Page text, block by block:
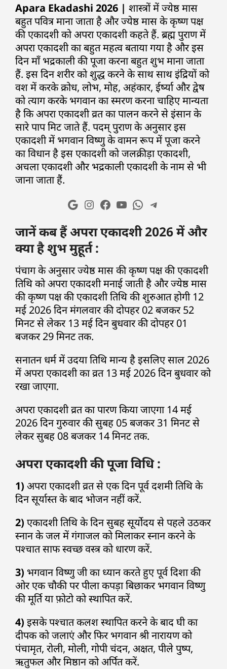
Apara Ekadashi 2026 | शास्त्रों में ज्येष्ठ मास
बहुत पवित्र माना जाता है और ज्येष्ठ मास के कृष्ण पक्ष
की एकादशी को अपरा एकादशी कहते हैं. ब्रह्म पुराण में
अपरा एकादशी का बहुत महत्व बताया गया है और इस
दिन माँ भद्रकाली की पूजा करना बहुत शुभ माना जाता
हैं. इस दिन शरीर को शुद्ध करने के साथ साथ इंद्रियों को
वश में करके क्रोध, लोभ, मोह, अहंकार, ईर्ष्या और द्वेष
को त्याग करके भगवान का स्मरण करना चाहिए मान्यता
है कि अपरा एकादशी व्रत का पालन करने से इंसान के
सारे पाप मिट जाते हैं. पदम् पुराण के अनुसार इस
एकादशी में भगवान विष्णु के वामन रूप में पूजा करने
का विधान है इस एकादशी को जलक्रीड़ा एकादशी,
अचला एकादशी और भद्रकाली एकादशी के नाम से भी
जाना जाता हैं.
जानें कब हैं अपरा एकादशी 2026 में और
क्या है शुभ मुहूर्त :
पंचाग के अनुसार ज्येष्ठ मास की कृष्ण पक्ष की एकादशी
तिथि को अपरा एकादशी मनाई जाती है और ज्येष्ठ मास
की कृष्ण पक्ष की एकादशी तिथि की शुरुआत होगी 12
मई 2026 दिन मंगलवार की दोपहर 02 बजकर 52
मिनट से लेकर 13 मई दिन बुधवार की दोपहर 01
बजकर 29 मिनट तक.
सनातन धर्म में उदया तिथि मान्य है इसलिए साल 2026
में अपरा एकादशी का व्रत 13 मई 2026 दिन बुधवार को
रखा जाएगा.
अपरा एकादशी व्रत का पारण किया जाएगा 14 मई
2026 दिन गुरुवार की सुबह 05 बजकर 31 मिनट से
लेकर सुबह 08 बजकर 14 मिनट तक.
अपरा एकादशी की पूजा विधि :
1) अपरा एकादशी व्रत से एक दिन पूर्व दशमी तिथि के
दिन सूर्यास्त के बाद भोजन नहीं करें.
2) एकादशी तिथि के दिन सुबह सूर्योदय से पहले उठकर
स्नान के जल में गंगाजल को मिलाकर स्नान करने के
पश्चात साफ स्वच्छ वस्त्र को धारण करें.
3) भगवान विष्णु जी का ध्यान करते हुए पूर्व दिशा की
ओर एक चौकी पर पीला कपड़ा बिछाकर भगवान विष्णु
की मूर्ति या फ़ोटो को स्थापित करें.
4) इसके पश्चात कलश स्थापित करने के बाद घी का
दीपक को जलाएं और फिर भगवान श्री नारायण को
पंचामृत, रोली, मोली, गोपी चंदन, अक्षत, पीले पुष्प,
ऋतुफल और मिष्ठान को अर्पित करें.